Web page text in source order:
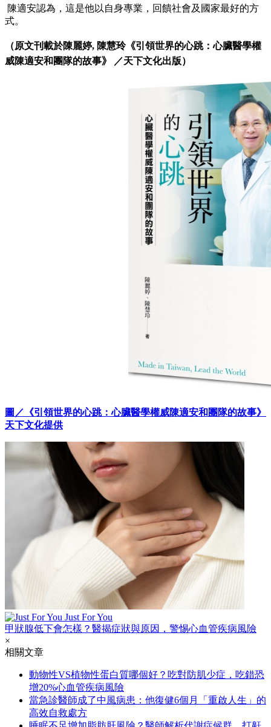
陳適安認為，這是他以自身專業，回饋社會及國家最好的方
式。
（原文刊載於陳麗婷, 陳慧玲《引領世界的心跳：心臟醫學權
威陳適安和團隊的故事》 ／天下文化出版）
圖／《引領世界的心跳：心臟醫學權威陳適安和團隊的故事》
天下文化提供
Just For You
甲狀腺低下會怎樣？醫揭症狀與原因，警惕心血管疾病風險
×
相關文章
動物性VS植物性蛋白質哪個好？吃對防肌少症，吃錯恐
增20%心血管疾病風險
當急診醫師成了中風病患：他復健6個月「重啟人生」的
高效自救處方